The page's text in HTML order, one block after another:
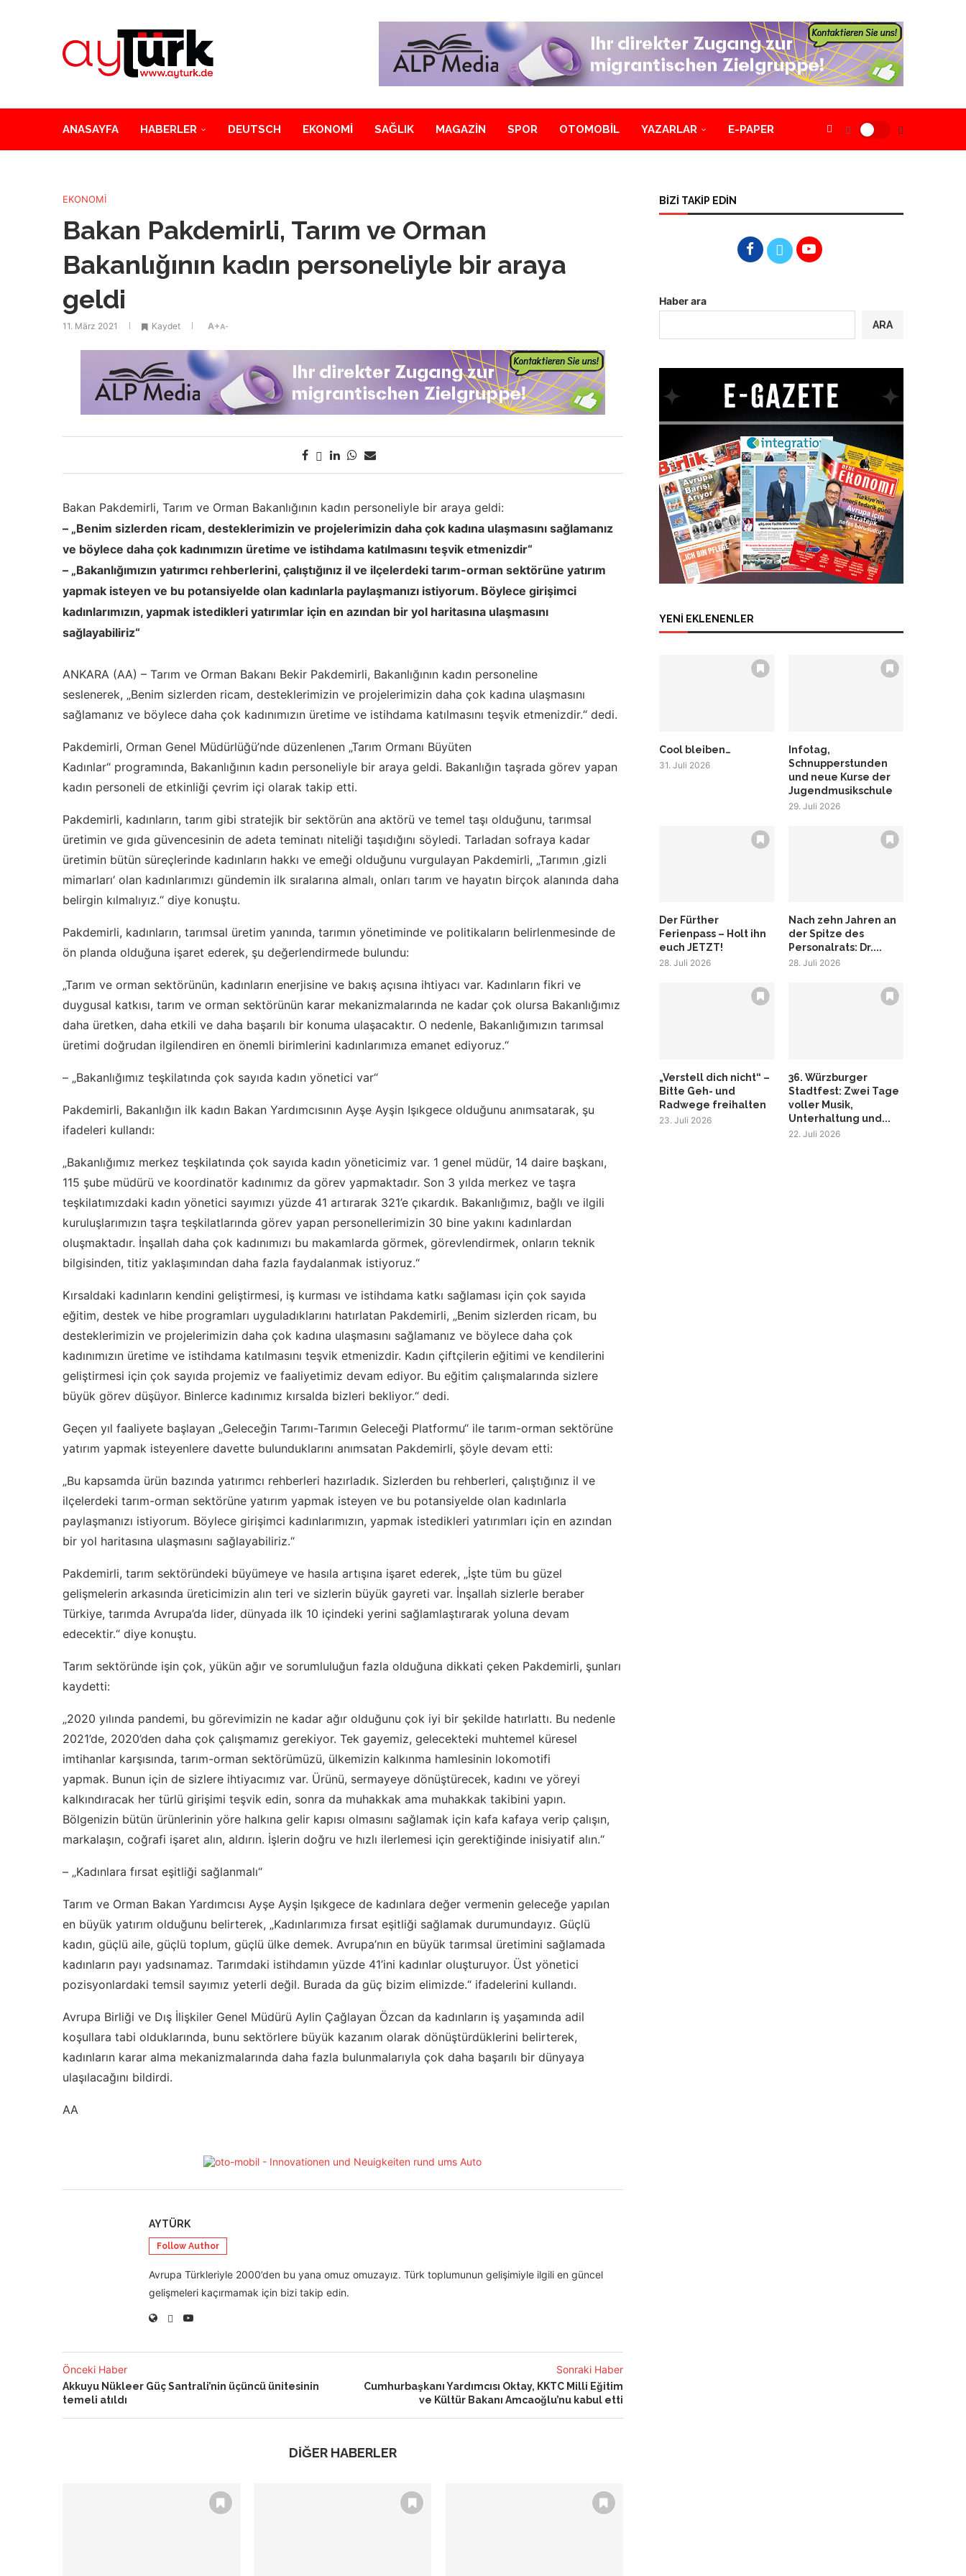
ANASAYFA HABERLER DEUTSCH EKONOMİ SAĞLIK MAGAZİN SPOR OTOMOBİL YAZARLAR E-PAPER
EKONOMİ
Bakan Pakdemirli, Tarım ve Orman
Bakanlığının kadın personeliyle bir araya
geldi
11. März 2021 Kaydet A+A-
Bakan Pakdemirli, Tarım ve Orman Bakanlığının kadın personeliyle bir araya geldi:
– „Benim sizlerden ricam, desteklerimizin ve projelerimizin daha çok kadına ulaşmasını sağlamanız
ve böylece daha çok kadınımızın üretime ve istihdama katılmasını teşvik etmenizdir“
– „Bakanlığımızın yatırımcı rehberlerini, çalıştığınız il ve ilçelerdeki tarım-orman sektörüne yatırım
yapmak isteyen ve bu potansiyelde olan kadınlarla paylaşmanızı istiyorum. Böylece girişimci
kadınlarımızın, yapmak istedikleri yatırımlar için en azından bir yol haritasına ulaşmasını
sağlayabiliriz“
ANKARA (AA) – Tarım ve Orman Bakanı Bekir Pakdemirli, Bakanlığının kadın personeline
seslenerek, „Benim sizlerden ricam, desteklerimizin ve projelerimizin daha çok kadına ulaşmasını
sağlamanız ve böylece daha çok kadınımızın üretime ve istihdama katılmasını teşvik etmenizdir.“ dedi.
Pakdemirli, Orman Genel Müdürlüğü’nde düzenlenen „Tarım Ormanı Büyüten
Kadınlar“ programında, Bakanlığının kadın personeliyle bir araya geldi. Bakanlığın taşrada görev yapan
kadın personeli de etkinliği çevrim içi olarak takip etti.
Pakdemirli, kadınların, tarım gibi stratejik bir sektörün ana aktörü ve temel taşı olduğunu, tarımsal
üretimin ve gıda güvencesinin de adeta teminatı niteliği taşıdığını söyledi. Tarladan sofraya kadar
üretimin bütün süreçlerinde kadınların hakkı ve emeği olduğunu vurgulayan Pakdemirli, „Tarımın ‚gizli
mimarları‘ olan kadınlarımızı gündemin ilk sıralarına almalı, onları tarım ve hayatın birçok alanında daha
belirgin kılmalıyız.“ diye konuştu.
Pakdemirli, kadınların, tarımsal üretim yanında, tarımın yönetiminde ve politikaların belirlenmesinde de
ön planda olduğuna işaret ederek, şu değerlendirmede bulundu:
„Tarım ve orman sektörünün, kadınların enerjisine ve bakış açısına ihtiyacı var. Kadınların fikri ve
duygusal katkısı, tarım ve orman sektörünün karar mekanizmalarında ne kadar çok olursa Bakanlığımız
daha üretken, daha etkili ve daha başarılı bir konuma ulaşacaktır. O nedenle, Bakanlığımızın tarımsal
üretimi doğrudan ilgilendiren en önemli birimlerini kadınlarımıza emanet ediyoruz.“
– „Bakanlığımız teşkilatında çok sayıda kadın yönetici var“
Pakdemirli, Bakanlığın ilk kadın Bakan Yardımcısının Ayşe Ayşin Işıkgece olduğunu anımsatarak, şu
ifadeleri kullandı:
„Bakanlığımız merkez teşkilatında çok sayıda kadın yöneticimiz var. 1 genel müdür, 14 daire başkanı,
115 şube müdürü ve koordinatör kadınımız da görev yapmaktadır. Son 3 yılda merkez ve taşra
teşkilatımızdaki kadın yönetici sayımızı yüzde 41 artırarak 321’e çıkardık. Bakanlığımız, bağlı ve ilgili
kuruluşlarımızın taşra teşkilatlarında görev yapan personellerimizin 30 bine yakını kadınlardan
oluşmaktadır. İnşallah daha çok kadınımızı bu makamlarda görmek, görevlendirmek, onların teknik
bilgisinden, titiz yaklaşımından daha fazla faydalanmak istiyoruz.“
Kırsaldaki kadınların kendini geliştirmesi, iş kurması ve istihdama katkı sağlaması için çok sayıda
eğitim, destek ve hibe programları uyguladıklarını hatırlatan Pakdemirli, „Benim sizlerden ricam, bu
desteklerimizin ve projelerimizin daha çok kadına ulaşmasını sağlamanız ve böylece daha çok
kadınımızın üretime ve istihdama katılmasını teşvik etmenizdir. Kadın çiftçilerin eğitimi ve kendilerini
geliştirmesi için çok sayıda projemiz ve faaliyetimiz devam ediyor. Bu eğitim çalışmalarında sizlere
büyük görev düşüyor. Binlerce kadınımız kırsalda bizleri bekliyor.“ dedi.
Geçen yıl faaliyete başlayan „Geleceğin Tarımı-Tarımın Geleceği Platformu“ ile tarım-orman sektörüne
yatırım yapmak isteyenlere davette bulunduklarını anımsatan Pakdemirli, şöyle devam etti:
„Bu kapsamda ürün bazında yatırımcı rehberleri hazırladık. Sizlerden bu rehberleri, çalıştığınız il ve
ilçelerdeki tarım-orman sektörüne yatırım yapmak isteyen ve bu potansiyelde olan kadınlarla
paylaşmanızı istiyorum. Böylece girişimci kadınlarımızın, yapmak istedikleri yatırımları için en azından
bir yol haritasına ulaşmasını sağlayabiliriz.“
Pakdemirli, tarım sektöründeki büyümeye ve hasıla artışına işaret ederek, „İşte tüm bu güzel
gelişmelerin arkasında üreticimizin alın teri ve sizlerin büyük gayreti var. İnşallah sizlerle beraber
Türkiye, tarımda Avrupa’da lider, dünyada ilk 10 içindeki yerini sağlamlaştırarak yoluna devam
edecektir.“ diye konuştu.
Tarım sektöründe işin çok, yükün ağır ve sorumluluğun fazla olduğuna dikkati çeken Pakdemirli, şunları
kaydetti:
„2020 yılında pandemi, bu görevimizin ne kadar ağır olduğunu çok iyi bir şekilde hatırlattı. Bu nedenle
2021’de, 2020’den daha çok çalışmamız gerekiyor. Tek gayemiz, gelecekteki muhtemel küresel
imtihanlar karşısında, tarım-orman sektörümüzü, ülkemizin kalkınma hamlesinin lokomotifi
yapmak. Bunun için de sizlere ihtiyacımız var. Ürünü, sermayeye dönüştürecek, kadını ve yöreyi
kalkındıracak her türlü girişimi teşvik edin, sonra da muhakkak ama muhakkak takibini yapın.
Bölgenizin bütün ürünlerinin yöre halkına gelir kapısı olmasını sağlamak için kafa kafaya verip çalışın,
markalaşın, coğrafi işaret alın, aldırın. İşlerin doğru ve hızlı ilerlemesi için gerektiğinde inisiyatif alın.“
– „Kadınlara fırsat eşitliği sağlanmalı“
Tarım ve Orman Bakan Yardımcısı Ayşe Ayşin Işıkgece de kadınlara değer vermenin geleceğe yapılan
en büyük yatırım olduğunu belirterek, „Kadınlarımıza fırsat eşitliği sağlamak durumundayız. Güçlü
kadın, güçlü aile, güçlü toplum, güçlü ülke demek. Avrupa’nın en büyük tarımsal üretimini sağlamada
kadınların payı yadsınamaz. Tarımdaki istihdamın yüzde 41’ini kadınlar oluşturuyor. Üst yönetici
pozisyonlardaki temsil sayımız yeterli değil. Burada da güç bizim elimizde.“ ifadelerini kullandı.
Avrupa Birliği ve Dış İlişkiler Genel Müdürü Aylin Çağlayan Özcan da kadınların iş yaşamında adil
koşullara tabi olduklarında, bunu sektörlere büyük kazanım olarak dönüştürdüklerini belirterek,
kadınların karar alma mekanizmalarında daha fazla bulunmalarıyla çok daha başarılı bir dünyaya
ulaşılacağını bildirdi.
AA
AYTÜRK
Follow Author
Avrupa Türkleriyle 2000’den bu yana omuz omuzayız. Türk toplumunun gelişimiyle ilgili en güncel
gelişmeleri kaçırmamak için bizi takip edin.
Önceki Haber
Akkuyu Nükleer Güç Santrali’nin üçüncü ünitesinin
temeli atıldı
Sonraki Haber
Cumhurbaşkanı Yardımcısı Oktay, KKTC Milli Eğitim
ve Kültür Bakanı Amcaoğlu’nu kabul etti
DİĞER HABERLER
BİZİ TAKİP EDİN
Haber ara
ARA
YENİ EKLENENLER
Cool bleiben…
31. Juli 2026
Infotag,
Schnupperstunden
und neue Kurse der
Jugendmusikschule
29. Juli 2026
Der Fürther
Ferienpass – Holt ihn
euch JETZT!
28. Juli 2026
Nach zehn Jahren an
der Spitze des
Personalrats: Dr....
28. Juli 2026
„Verstell dich nicht“ –
Bitte Geh- und
Radwege freihalten
23. Juli 2026
36. Würzburger
Stadtfest: Zwei Tage
voller Musik,
Unterhaltung und...
22. Juli 2026